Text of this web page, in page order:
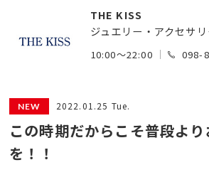
THE KISS
ジュエリー・アクセサリ
10:00～22:00 098-
2022.01.25 Tue.
この時期だからこそ普段よ
を！！